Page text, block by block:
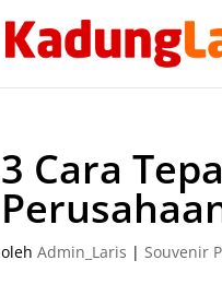
3 Cara
olehAdmin_Laris |Souvenir